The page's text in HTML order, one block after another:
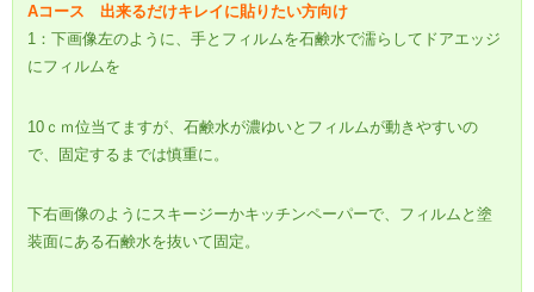
Aコース 出来るだけキレイに貼りたい方向け
1：下画像左のように、手とフィルムを石鹸水で濡らしてドアエッジ
にフィルムを
10ｃｍ位当てますが、石鹸水が濃ゆいとフィルムが動きやすいの
で、固定するまでは慎重に。
下右画像のようにスキージーかキッチンペーパーで、フィルムと塗
装面にある石鹸水を抜いて固定。